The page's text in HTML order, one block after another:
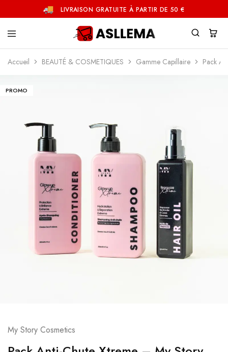
LIVRAISON GRATUITE À PARTIR DE 50 €
Accueil BEAUTÉ & COSMETIQUES Gamme Capillaire Pack
PROMO
My Story Cosmetics